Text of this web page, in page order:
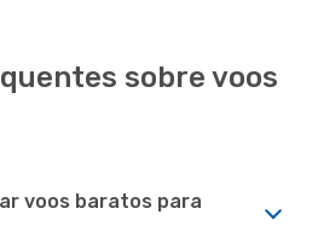
sobre voos
voos baratos para